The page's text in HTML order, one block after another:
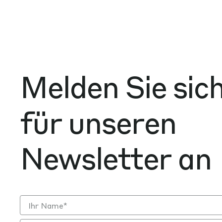
Melden Sie
für unseren
Newsletter an